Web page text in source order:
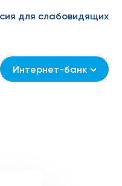
для слабовидящих
Интернет-банк